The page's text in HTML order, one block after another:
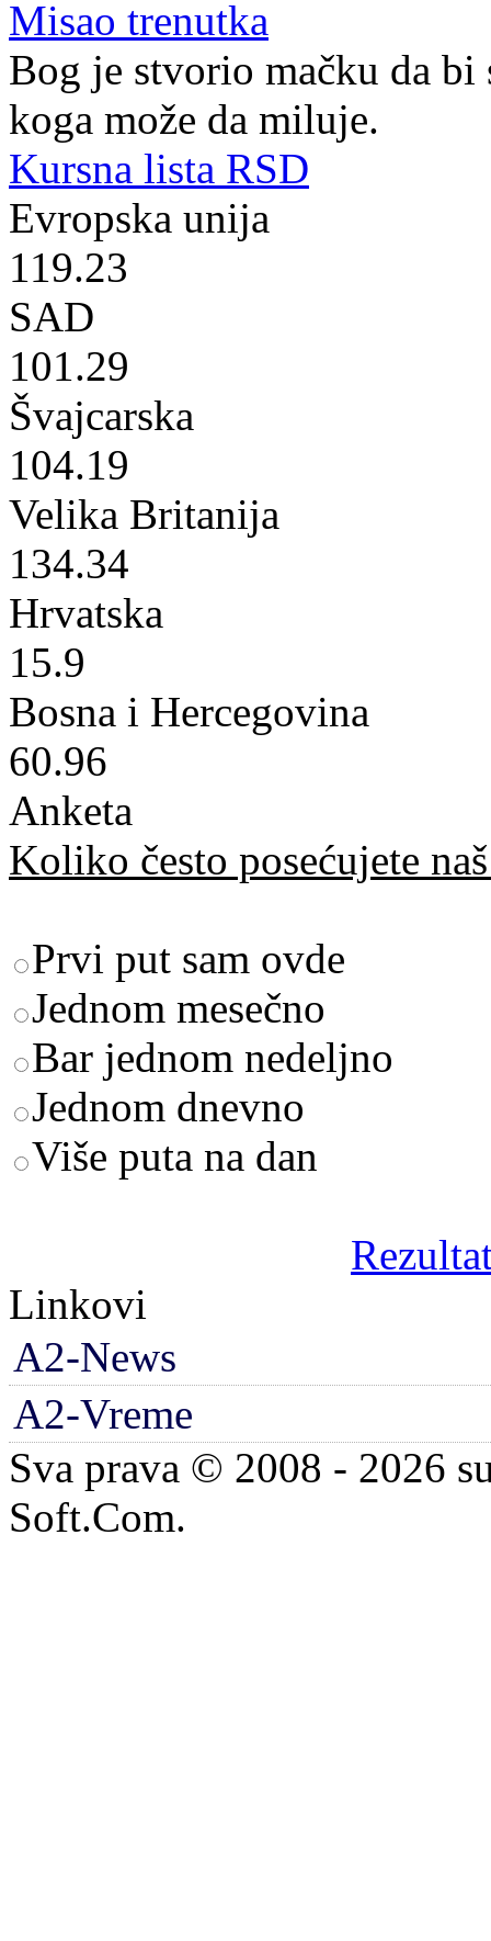
Misao trenutka
Bog je stvorio mačku da
koga može da miluje.
Kursna lista RSD
Evropska unija
119.23
SAD
101.29
Švajcarska
104.19
Velika Britanija
134.34
Hrvatska
15.9
Bosna i Hercegovina
60.96
Anketa
Koliko često posećujete
Prvi put sam ovde
Jednom mesečno
Bar jednom nedeljno
Jednom dnevno
Više puta na dan
Linkovi
A2-News
A2-Vreme
Sva prava © 2008 - 2026
Soft.Com.